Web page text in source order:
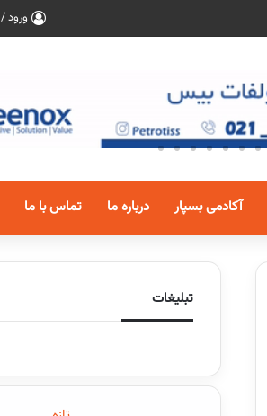
ورود
آکادمی بسپار درباره ما تماس با ما
تبلیغات